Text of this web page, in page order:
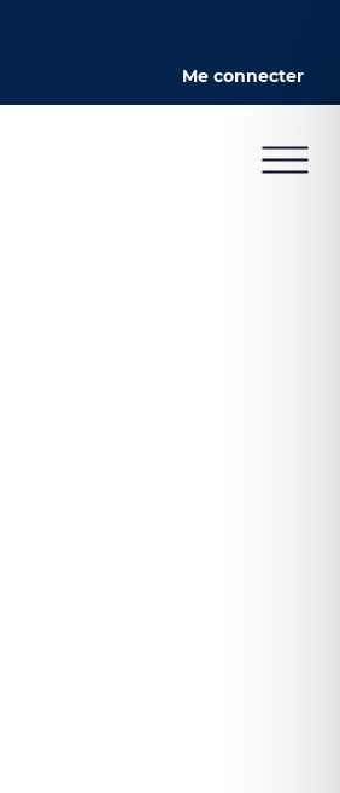
Me connecter